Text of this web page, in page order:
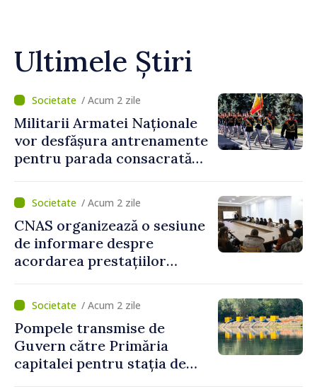
Ultimele Știri
/ Acum 2 zile
Militarii Armatei Naționale
vor desfășura antrenamente
pentru parada consacrată
/ Acum 2 zile
CNAS organizează o sesiune
de informare despre
acordarea prestațiilor
electronice. Cetățenii,
invitați să se înscrie la
eveniment
/ Acum 2 zile
Pompele transmise de
Guvern către Primăria
capitalei pentru stația de